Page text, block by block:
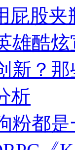
屁股
雄酷
新？
析
粉都